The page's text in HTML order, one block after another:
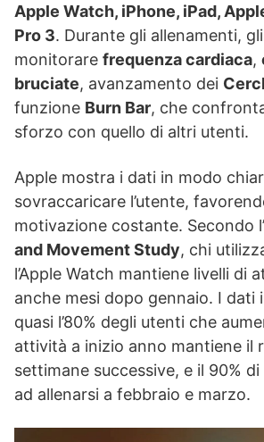
Apple Watch, iPhone, iPad,
Pro 3. Durante gli allenamenti,
monitorare frequenza cardiaca,
bruciate, avanzamento dei
funzione Burn Bar, che
sforzo con quello di altri utenti.
Apple mostra i dati in modo
sovraccaricare l’utente,
motivazione costante. Secondo l’
and Movement Study, chi
l’Apple Watch mantiene livelli di
anche mesi dopo gennaio. I dati
quasi l’80% degli utenti che
attività a inizio anno mantiene il
settimane successive, e il 90%
ad allenarsi a febbraio e marzo.